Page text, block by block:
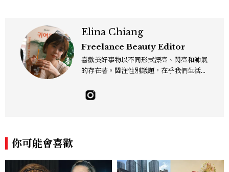
Elina Chiang
Freelance Beauty Editor
喜歡美好事物以不同形式漂亮、閃亮和帥氣
的存在著。關注性別議題，在乎我們生活的
民！Instagram：hanyunc／Contac
t：elina.chiang.work@gmail.com
你可能會喜歡